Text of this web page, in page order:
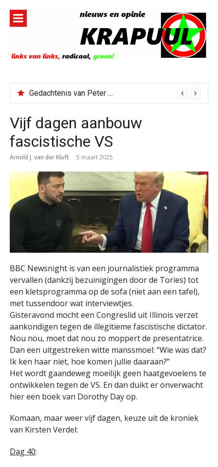
inhoud
Gedachtenis van Peter Faber
Vijf dagen aanbouw
fascistische VS
Arnold J. van der Kluft 5 maart 2025
BBC Newsnight is van een journalistiek programma
vervallen (dankzij bezuinigingen door de Tories) tot
een kletsprogramma op de sofa (niet aan een tafel),
met tussendoor wat interviewtjes.
Gisteravond mocht een Congreslid uit Illinois verzet
aankondigen tegen de illegitieme fascistische dictator.
Nou nou, moet dat nou zo moppert de presentatrice.
Dan een uitgestreken witte manssmoel: “Wie was dat?
Ik ken haar niet, hoe komen jullie daaraan?”
Het wordt gaandeweg moeilijk geen haatgevoelens te
ontwikkelen tegen de VS. En dan duikt er onverwacht
hier een boek van Dorothy Day op.
Komaan, maar weer vijf dagen, keuze uit de kroniek
van Kirsten Verdel:
Dag 40: